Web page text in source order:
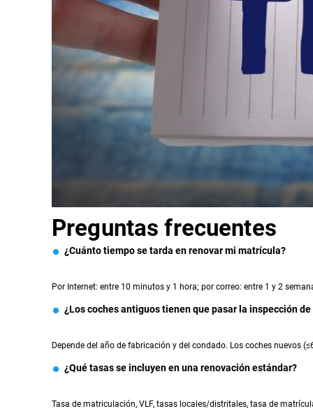
Preguntas frecuentes
¿Cuánto tiempo se tarda en renovar mi matrícula?
Por Internet: entre 10 minutos y 1 hora; por correo: entre 1 y 2
¿Los coches antiguos tienen que pasar la inspección
Depende del año de fabricación y del condado. Los coches nuevos
¿Qué tasas se incluyen en una renovación estándar?
Tasa de matriculación, VLF, tasas locales/distritales, tasa de